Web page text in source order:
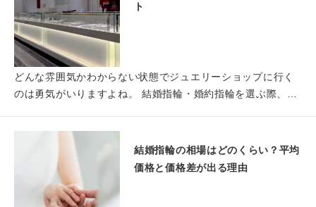
ト
どんな雰囲気かわからない状態でジュエリーショップに行く
のは勇気がいりますよね。 結婚指輪・婚約指輪を選ぶ際、ど
結婚指輪の相場はどのくらい？平均
価格と価格差が出る理由